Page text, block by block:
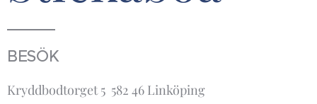
BESÖK
Kryddbodtorget 5 582 46 Linköping